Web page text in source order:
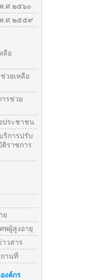
.ศ.๒๕๖๐
.ศ.๒๕๕๙
ลือ
วยเหลือ
รช่วย
ประชาชน
ริการปรับ
ติราชการ
ย
พผู้สูงอายุ
วสาร
านที่
งค์กร